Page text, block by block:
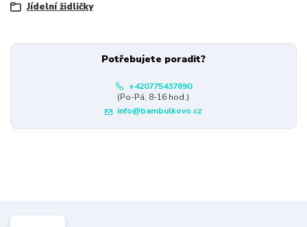
Jídelní židličky
Potřebujete poradit?
+420775437690
(Po-Pá, 8-16 hod.)
info@bambulkovo.cz